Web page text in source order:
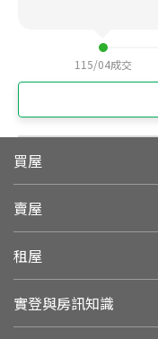
115/04成交
買屋
賣屋
租屋
實登與房訊知識